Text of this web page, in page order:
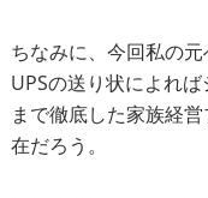
ちなみに、今回私の元
UPSの送り状によれ
まで徹底した家族経
在だろう。